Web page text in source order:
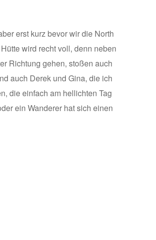
erst kurz bevor wir die North
wird recht voll, denn neben
Richtung gehen, stoßen auch
auch Derek und Gina, die ich
die einfach am hellichten Tag
ein Wanderer hat sich einen